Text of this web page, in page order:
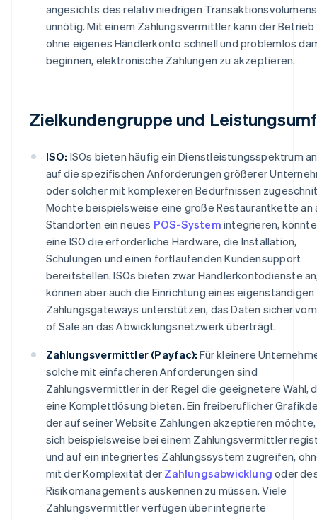
angesichts des relativ niedrigen
unnötig. Mit einem Zahlungsvermittler kann der Betrieb
ohne eigenes Händlerkonto schnell und problemlos
beginnen, elektronische Zahlungen zu akzeptieren.
Zielkundengruppe und
ISO: ISOs bieten häufig ein Dienstleistungsspektrum
auf die spezifischen Anforderungen größerer
oder solcher mit komplexeren Bedürfnissen
Möchte beispielsweise eine große Restaurantkette an
Standorten ein neues POS-System integrieren,
eine ISO die erforderliche Hardware, die Installation,
Schulungen und einen fortlaufenden Kundensupport
bereitstellen. ISOs bieten zwar Händlerkontodienste
können aber auch die Einrichtung eines eigenständigen
Zahlungsgateways unterstützen, das Daten sicher
of Sale an das Abwicklungsnetzwerk überträgt.
Zahlungsvermittler (Payfac): Für kleinere
solche mit einfacheren Anforderungen sind
Zahlungsvermittler in der Regel die geeignetere Wahl,
eine Komplettlösung bieten. Ein freiberuflicher
der auf seiner Website Zahlungen akzeptieren möchte,
sich beispielsweise bei einem Zahlungsvermittler
und auf ein integriertes Zahlungssystem zugreifen,
mit der Komplexität der Zahlungsabwicklung oder
Risikomanagements auskennen zu müssen. Viele
Zahlungsvermittler verfügen über integrierte